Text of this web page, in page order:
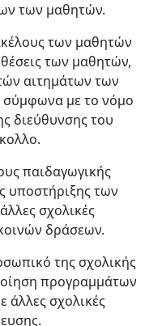
των μαθητών.
των μαθητών
των μαθητών,
αιτημάτων των
με το νόμο
διεύθυνσης του
παιδαγωγικής
υποστήριξης των
σχολικές
δράσεων.
της σχολικής
προγραμμάτων
άλλες σχολικές